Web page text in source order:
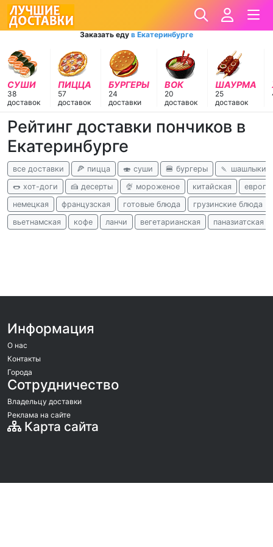
Заказать еду в Екатеринбурге
СУШИ
38
доставок
ПИЦЦА
57
доставок
БУРГЕРЫ
24
доставки
ВОК
20
доставок
ШАУРМА
25
доставок
Рейтинг доставки пончиков в
Екатеринбурге
все доставки 🍕 пицца 🍣 суши 🍔 бургеры
🍡 шашлыки
🌭 хот-доги
🍰 десерты 🍨 мороженое китайская
немецкая
французская готовые блюда
грузинские блюда
вьетнамская
кофе ланчи вегетарианская паназиатская
Информация
О нас
Контакты
Города
Сотрудничество
Владельцу доставки
Реклама на сайте
Карта сайта